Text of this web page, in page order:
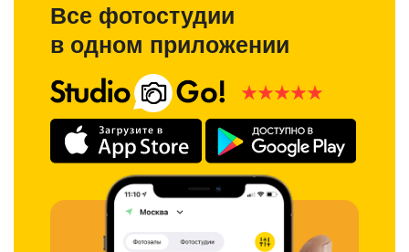
Все фотостудии
в одном приложении